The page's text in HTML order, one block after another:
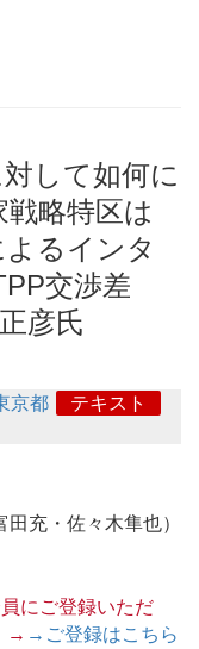
して如何に
略特区は
るインタ
交渉差
彦氏
京都
テキスト
田充・佐々木隼也）
にご登録いただ
→ →ご登録はこちら